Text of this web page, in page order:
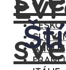
ČESKO
ANGLIE